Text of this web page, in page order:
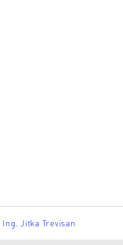
Ing. Jitka Trevisan